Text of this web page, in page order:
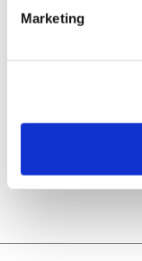
Marketing